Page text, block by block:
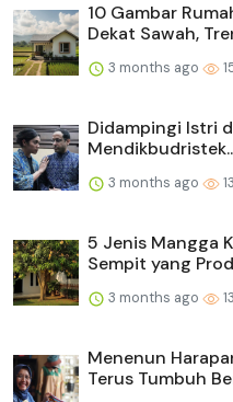
10 Gambar
Dekat Sawah,
3 months ago
Didampingi Istri
3 months ago
5 Jenis Mangga
Sempit yang
3 months ago
Menenun
Terus Tumbuh